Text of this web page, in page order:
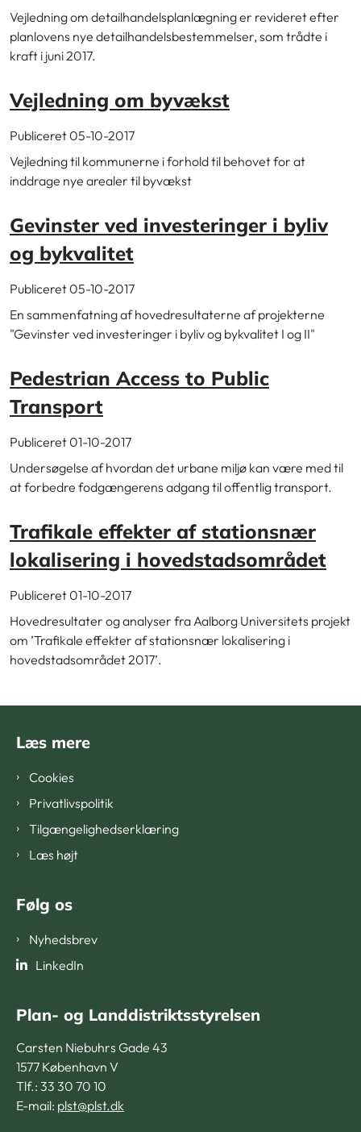
Vejledning om detailhandelsplanlægning er revideret efter
planlovens nye detailhandelsbestemmelser, som trådte i
kraft i juni 2017.
Vejledning om byvækst
Publiceret 05-10-2017
Vejledning til kommunerne i forhold til behovet for at
inddrage nye arealer til byvækst
Gevinster ved investeringer i byliv
og bykvalitet
Publiceret 05-10-2017
En sammenfatning af hovedresultaterne af projekterne
"Gevinster ved investeringer i byliv og bykvalitet I og II"
Pedestrian Access to Public
Transport
Publiceret 01-10-2017
Undersøgelse af hvordan det urbane miljø kan være med til
at forbedre fodgængerens adgang til offentlig transport.
Trafikale effekter af stationsnær
lokalisering i hovedstadsområdet
Publiceret 01-10-2017
Hovedresultater og analyser fra Aalborg Universitets projekt
om ’Trafikale ef­fekter af stationsnær lokalisering i
hovedstadsområdet 2017’.
Læs mere
Cookies
Privatlivspolitik
Tilgængelighedserklæring
Læs højt
Følg os
Nyhedsbrev
LinkedIn
Plan- og Landdistriktsstyrelsen
Carsten Niebuhrs Gade 43
1577 København V
Tlf.: 33 30 70 10
E-mail: plst@plst.dk